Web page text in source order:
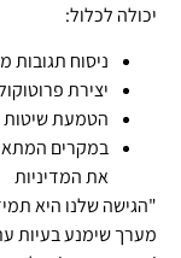
יכולה לכלול:
ניסוח תגובות
יצירת
הטמעת שיטות
במקרים
את המדיניות
"הגישה שלנו היא
מערך שימנע בעיות